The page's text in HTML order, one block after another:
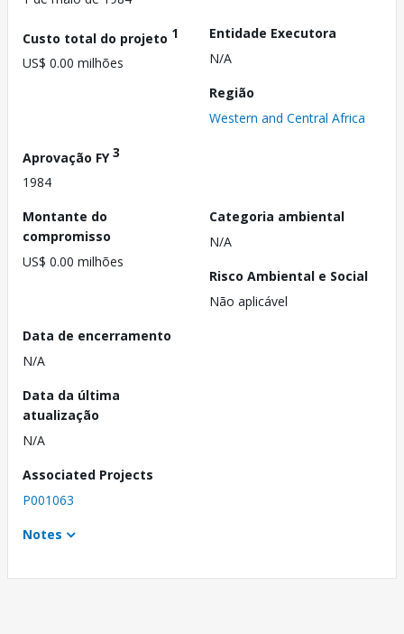
Custo total do projeto 1
US$ 0.00 milhões
Entidade Executora
N/A
Região
Western and Central Africa
Aprovação FY3
1984
Montante do
compromisso
US$ 0.00 milhões
Categoria ambiental
N/A
Risco Ambiental e Social
Não aplicável
Data de encerramento
N/A
Data da última
atualização
N/A
Associated Projects
P001063
Notes